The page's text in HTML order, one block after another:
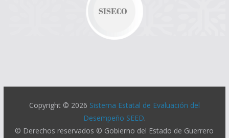
Copyright © 2026 Sistema Estatal de Evaluación del
Desempeño SEED.
© Derechos reservados © Gobierno del Estado de Guerrero